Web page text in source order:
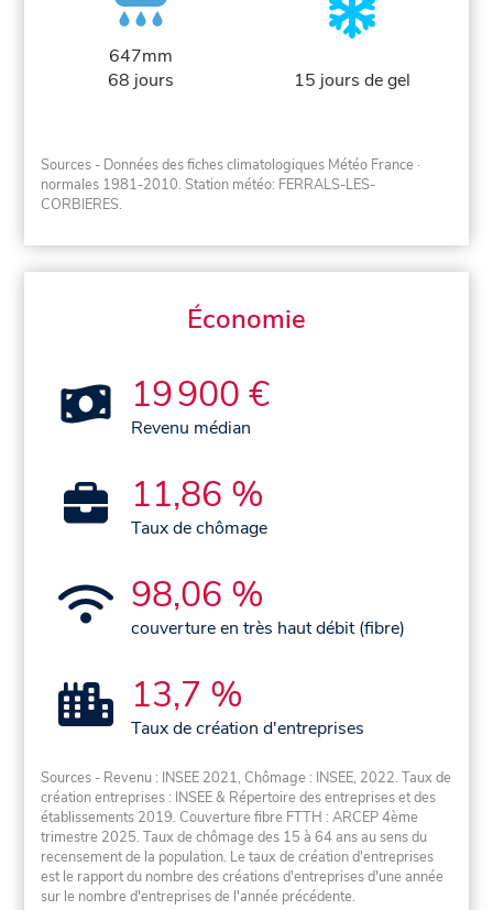
647mm
68 jours
15 jours de gel
Sources - Données des fiches climatologiques Météo France ·
normales 1981-2010. Station météo: FERRALS-LES-
CORBIERES.
Économie
19 900 €
Revenu médian
11,86 %
Taux de chômage
98,06 %
couverture en très haut débit (fibre)
13,7 %
Taux de création d'entreprises
Sources - Revenu : INSEE 2021, Chômage : INSEE, 2022. Taux de
création entreprises : INSEE & Répertoire des entreprises et des
établissements 2019. Couverture fibre FTTH : ARCEP 4ème
trimestre 2025. Taux de chômage des 15 à 64 ans au sens du
recensement de la population. Le taux de création d'entreprises
est le rapport du nombre des créations d'entreprises d'une année
sur le nombre d'entreprises de l'année précédente.